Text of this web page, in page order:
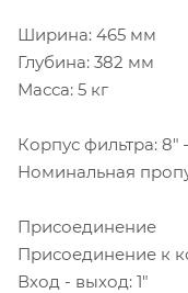
Ширина: 465 мм
Глубина: 382 мм
Масса: 5 кг
Корпус фильтра: 8"
Номинальная
Присоединение
Присоединение к
Вход - выход: 1"